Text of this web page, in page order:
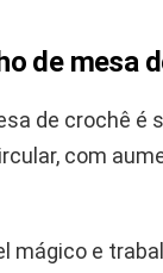
de mesa
de crochê é
com
mágico e